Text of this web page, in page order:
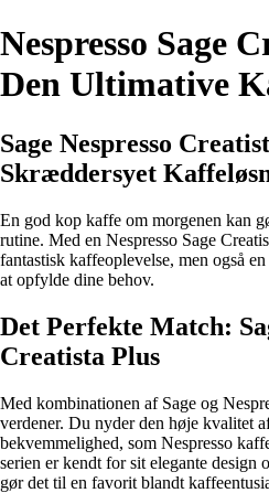
Nespresso Sage
Den Ultimative
Sage Nespresso
Skræddersyet
En god kop kaffe om morgenen kan
rutine. Med en Nespresso Sage
fantastisk kaffeoplevelse, men også
at opfylde dine behov.
Det Perfekte Match:
Creatista Plus
Med kombinationen af Sage og
verdener. Du nyder den høje kvalitet
bekvemmelighed, som Nespresso
serien er kendt for sit elegante design
gør det til en favorit blandt